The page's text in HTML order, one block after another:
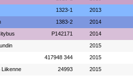
1323-1 2013
1383-2 2014
P142171 2014
2015
417948 344 2015
Liikenne 24993 2015